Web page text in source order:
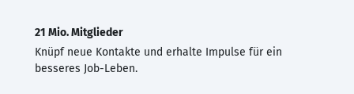
21 Mio. Mitglieder
Knüpf neue Kontakte und erhalte Impulse für ein
besseres Job-Leben.